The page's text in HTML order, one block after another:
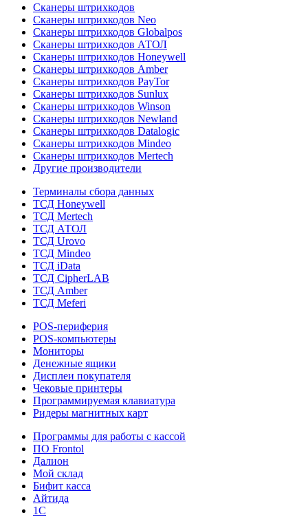
Сканеры штрихкодов
Сканеры штрихкодов Neo
Сканеры штрихкодов Globalpos
Сканеры штрихкодов АТОЛ
Сканеры штрихкодов Honeywell
Сканеры штрихкодов Amber
Сканеры штрихкодов PayTor
Сканеры штрихкодов Sunlux
Сканеры штрихкодов Winson
Сканеры штрихкодов Newland
Сканеры штрихкодов Datalogic
Сканеры штрихкодов Mindeo
Сканеры штрихкодов Mertech
Другие производители
Терминалы сбора данных
ТСД Honeywell
ТСД Mertech
ТСД АТОЛ
ТСД Urovo
ТСД Mindeo
ТСД iData
ТСД CipherLAB
ТСД Amber
ТСД Meferi
POS-периферия
POS-компьютеры
Мониторы
Денежные ящики
Дисплеи покупателя
Чековые принтеры
Программируемая клавиатура
Ридеры магнитных карт
Программы для работы с кассой
ПО Frontol
Далион
Мой склад
Бифит касса
Айтида
1С